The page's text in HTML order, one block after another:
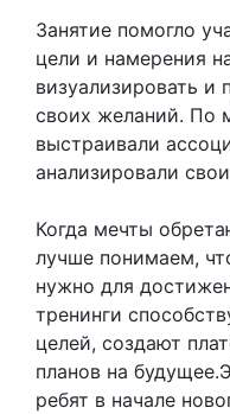
Занятие помогло
цели и намерения
визуализировать и
своих желаний. По
выстраивали
анализировали
Когда мечты
лучше понимаем,
нужно для
тренинги
целей, создают
планов на
ребят в начале